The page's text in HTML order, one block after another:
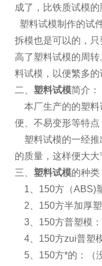
成了，比铁质试模
塑料试模制作的试
拆模也是可以的，
高了塑料试模的周
料试模，以便繁多
二、 塑料试模简介：
本厂生产的的塑料
便、不易变形等特
塑料试模的一经推
的质量，这样便大
三、 塑料试模的种类
1、150方（ABS)
2、150方半加
3、150方普塑
4、150方zui普
5、150方*的：（